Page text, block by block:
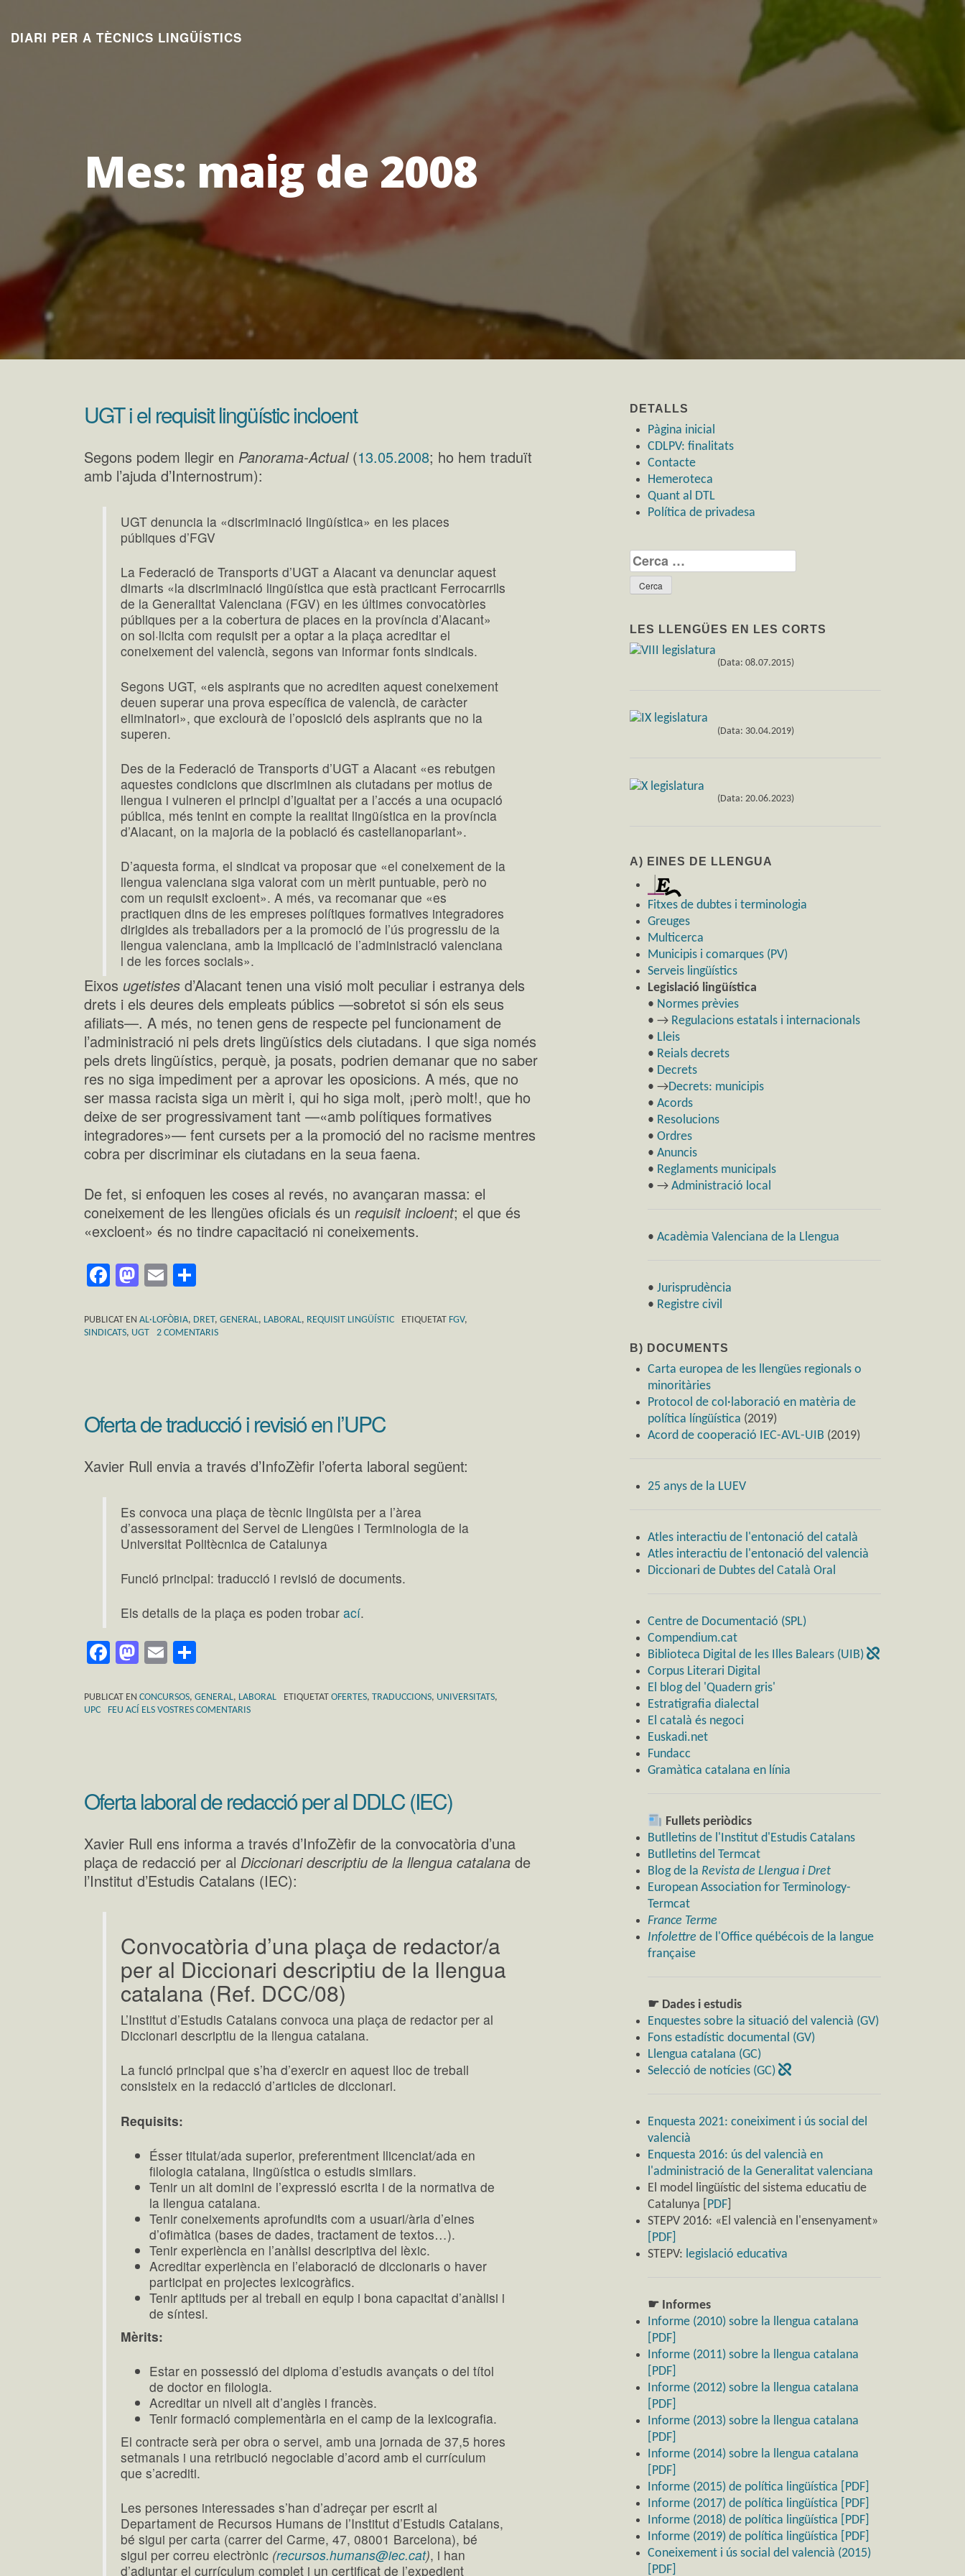
contingut
DIARI PER A TÈCNICS LINGÜÍSTICS
Mes: maig de 2008
UGT i el requisit lingüístic incloent
Segons podem llegir en Panorama-Actual(13.05.2008; ho hem traduït
amb l’ajuda d’Internostrum):
UGT denuncia la «discriminació lingüística» en les places
públiques d’FGV
La Federació de Transports d’UGT a Alacant va denunciar aquest
dimarts «la discriminació lingüística que està practicant Ferrocarrils
de la Generalitat Valenciana (FGV) en les últimes convocatòries
públiques per a la cobertura de places en la província d’Alacant»
on sol·licita com requisit per a optar a la plaça acreditar el
coneixement del valencià, segons van informar fonts sindicals.
Segons UGT, «els aspirants que no acrediten aquest coneixement
deuen superar una prova específica de valencià, de caràcter
eliminatori», que exclourà de l’oposició dels aspirants que no la
superen.
Des de la Federació de Transports d’UGT a Alacant «es rebutgen
aquestes condicions que discriminen als ciutadans per motius de
llengua i vulneren el principi d’igualtat per a l’accés a una ocupació
pública, més tenint en compte la realitat lingüística en la província
d’Alacant, on la majoria de la població és castellanoparlant».
D’aquesta forma, el sindicat va proposar que «el coneixement de la
llengua valenciana siga valorat com un mèrit puntuable, però no
com un requisit excloent». A més, va recomanar que «es
practiquen dins de les empreses polítiques formatives integradores
dirigides als treballadors per a la promoció de l’ús progressiu de la
llengua valenciana, amb la implicació de l’administració valenciana
i de les forces socials».
Eixos ugetistes d’Alacant tenen una visió molt peculiar i estranya dels
drets i els deures dels empleats públics —sobretot si són els seus
afiliats—. A més, no tenen gens de respecte pel funcionament de
l’administració ni pels drets lingüístics dels ciutadans. I que siga només
pels drets lingüístics, perquè, ja posats, podrien demanar que no saber
res no siga impediment per a aprovar les oposicions. A més, que no
ser massa racista siga un mèrit i, qui ho siga molt, ¡però molt!, que ho
deixe de ser progressivament tant —«amb polítiques formatives
integradores»— fent cursets per a la promoció del no racisme mentres
cobra per discriminar els ciutadans en la seua faena.
De fet, si enfoquen les coses al revés, no avançaran massa: el
coneixement de les llengües oficials és un requisit incloent; el que és
«excloent» és no tindre capacitació ni coneixements.
Facebook
Mastodon
Email
PUBLICAT EN AL·LOFÒBIA, DRET, GENERAL, LABORAL, REQUISIT LINGÜÍSTIC ETIQUETAT FGV,
SINDICATS, UGT 2 COMENTARIS
Oferta de traducció i revisió en l’UPC
Xavier Rull envia a través d’InfoZèfir l’oferta laboral següent:
Es convoca una plaça de tècnic lingüista per a l’àrea
d’assessorament del Servei de Llengües i Terminologia de la
Universitat Politècnica de Catalunya
Funció principal: traducció i revisió de documents.
Els detalls de la plaça es poden trobarací.
Facebook
Mastodon
Email
PUBLICAT EN CONCURSOS, GENERAL, LABORAL ETIQUETAT OFERTES, TRADUCCIONS, UNIVERSITATS,
UPC
FEU ACÍ ELS VOSTRES COMENTARIS
Oferta laboral de redacció per al DDLC (IEC)
Xavier Rull ens informa a través d’InfoZèfir de la convocatòria d’una
plaça de redacció per al Diccionari descriptiu de la llengua catalana de
l’Institut d’Estudis Catalans (IEC):
Convocatòria d’una plaça de redactor/a
per al Diccionari descriptiu de la llengua
catalana (Ref. DCC/08)
L’Institut d’Estudis Catalans convoca una plaça de redactor per al
Diccionari descriptiu de la llengua catalana.
La funció principal que s’ha d’exercir en aquest lloc de treball
consisteix en la redacció d’articles de diccionari.
Requisits:
Ésser titulat/ada superior, preferentment llicenciat/ada en
filologia catalana, lingüística o estudis similars.
Tenir un alt domini de l’expressió escrita i de la normativa de
la llengua catalana.
Tenir coneixements aprofundits com a usuari/ària d’eines
d’ofimàtica (bases de dades, tractament de textos…).
Tenir experiència en l’anàlisi descriptiva del lèxic.
Acreditar experiència en l’elaboració de diccionaris o haver
participat en projectes lexicogràfics.
Tenir aptituds per al treball en equip i bona capacitat d’anàlisi i
de síntesi.
Mèrits:
Estar en possessió del diploma d’estudis avançats o del títol
de doctor en filologia.
Acreditar un nivell alt d’anglès i francès.
Tenir formació complementària en el camp de la lexicografia.
El contracte serà per obra o servei, amb una jornada de 37,5 hores
setmanals i una retribució negociable d’acord amb el currículum
que s’acrediti.
Les persones interessades s’han d’adreçar per escrit al
Departament de Recursos Humans de l’Institut d’Estudis Catalans,
bé sigui per carta (carrer del Carme, 47, 08001 Barcelona), bé
sigui per correu electrònic (recursos.humans@iec.cat), i han
d’adjuntar el currículum complet i un certificat de l’expedient
DETALLS
Pàgina inicial
CDLPV: finalitats
Contacte
Hemeroteca
Quant al DTL
Política de privadesa
Cerca:
LES LLENGÜES EN LES CORTS
(Data: 08.07.2015)
(Data: 30.04.2019)
(Data: 20.06.2023)
A) EINES DE LLENGUA
Fitxes de dubtes i terminologia
Greuges
Multicerca
Municipis i comarques (PV)
Serveis lingüístics
Legislació lingüística
• Normes prèvies
• → Regulacions estatals i internacionals
• Lleis
• Reials decrets
• Decrets
• →Decrets: municipis
• Acords
• Resolucions
• Ordres
• Anuncis
• Reglaments municipals
• → Administració local
• Acadèmia Valenciana de la Llengua
• Jurisprudència
• Registre civil
B) DOCUMENTS
Carta europea de les llengües regionals o
minoritàries
Protocol de col·laboració en matèria de
política língüística (2019)
Acord de cooperació IEC-AVL-UIB (2019)
25 anys de la LUEV
Atles interactiu de l'entonació del català
Atles interactiu de l'entonació del valencià
Diccionari de Dubtes del Català Oral
Centre de Documentació (SPL)
Compendium.cat
Biblioteca Digital de les Illes Balears (UIB)
Corpus Literari Digital
El blog del 'Quadern gris'
Estratigrafia dialectal
El català és negoci
Euskadi.net
Fundacc
Gramàtica catalana en línia
Fullets periòdics
Butlletins de l'Institut d'Estudis Catalans
Butlletins del Termcat
Blog de la Revista de Llengua i Dret
European Association for Terminology-
Termcat
France Terme
Infolettre de l'Office québécois de la langue
française
☛ Dades i estudis
Enquestes sobre la situació del valencià (GV)
Fons estadístic documental (GV)
Llengua catalana (GC)
Selecció de notícies (GC)
Enquesta 2021: coneiximent i ús social del
valencià
Enquesta 2016: ús del valencià en
l'administració de la Generalitat valenciana
El model lingüístic del sistema educatiu de
Catalunya [
PDF
STEPV 2016: «El valencià en l'ensenyament»
[PDF]
STEPV: legislació educativa
☛ Informes
Informe (2010) sobre la llengua catalana
[PDF]
Informe (2011) sobre la llengua catalana
[PDF]
Informe (2012) sobre la llengua catalana
[PDF]
Informe (2013) sobre la llengua catalana
[PDF]
Informe (2014) sobre la llengua catalana
[PDF]
Informe (2015) de política lingüística [PDF]
Informe (2017) de política lingüística [PDF]
Informe (2018) de política lingüística [PDF]
Informe (2019) de política lingüística [PDF]
Coneixement i ús social del valencià (2015)
[PDF]